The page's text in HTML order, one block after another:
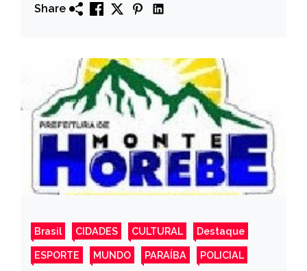
Share
Brasil CIDADES CULTURAL Destaque
ESPORTE MUNDO PARAÍBA POLICIAL